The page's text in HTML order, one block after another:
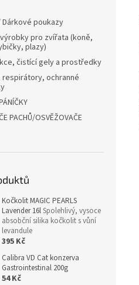
Dárkové poukazy
pro zvířata (koně,
plazy)
čistící gely a prostředky
respirátory, ochranné
PACHŮ/OSVĚŽOVAČE
Kočkolit MAGIC PEARLS
Lavender 16lSpolehlivý, vysoce
absobční silika kočkolit s vůní
levandule
395 Kč
Calibra VD Cat konzerva
Gastrointestinal 200g
54 Kč